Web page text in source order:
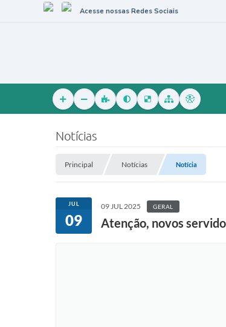
Acesse nossas Redes Sociais
Notícias
Principal Notícias Notícia
JUL
09
09 JUL 2025 GERAL
Atenção, novos